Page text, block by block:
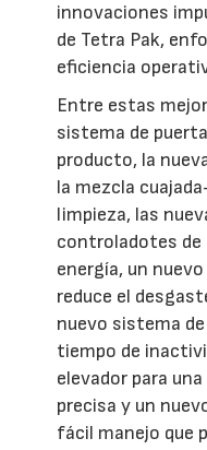
innovaciones
de Tetra Pak,
eficiencia
Entre estas
sistema de
producto, la
la mezcla
limpieza, las
controladotes de
energía, un
reduce el
nuevo sistema
tiempo de
elevador para
precisa y un
fácil manejo que